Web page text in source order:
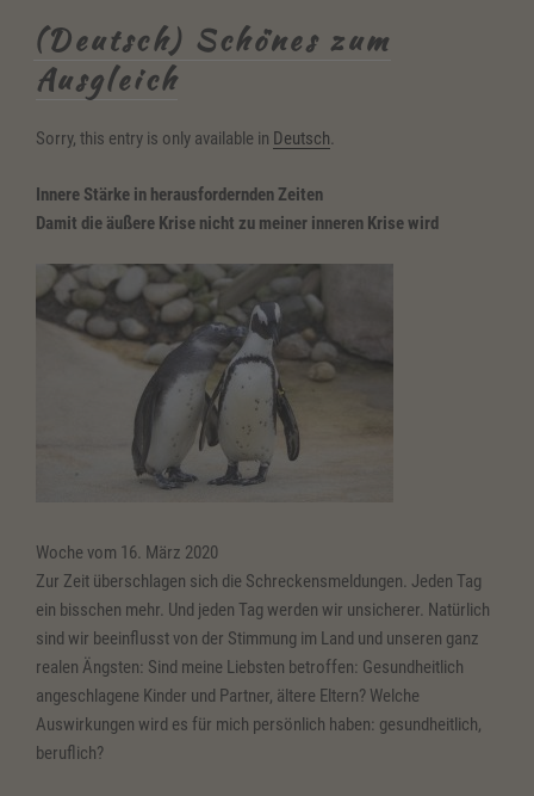
(Deutsch) Schönes zum
Ausgleich
Sorry, this entry is only available in Deutsch.
Innere Stärke in herausfordernden Zeiten
Damit die äußere Krise nicht zu meiner inneren Krise wird
Woche vom 16. März 2020
Zur Zeit überschlagen sich die Schreckensmeldungen. Jeden Tag
ein bisschen mehr. Und jeden Tag werden wir unsicherer. Natürlich
sind wir beeinflusst von der Stimmung im Land und unseren ganz
realen Ängsten: Sind meine Liebsten betroffen: Gesundheitlich
angeschlagene Kinder und Partner, ältere Eltern? Welche
Auswirkungen wird es für mich persönlich haben: gesundheitlich,
beruflich?